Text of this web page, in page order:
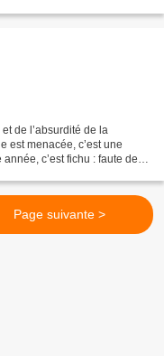
de l’absurdité de la
est menacée, c’est une
c’est fichu : faute de
Page suivante >